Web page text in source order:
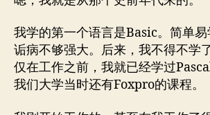
我学的第一个语言是Basic。简单
诟病不够强大。后来，我不得不学
仅在工作之前，我就已经学过
我们大学当时还有Foxpro的课程。